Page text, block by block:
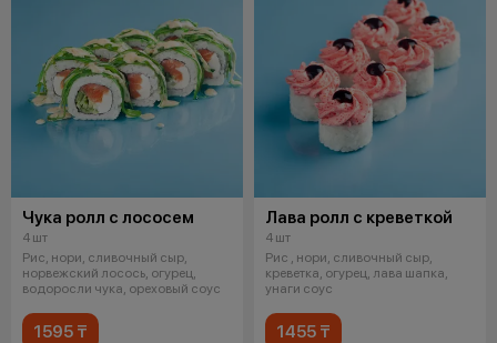
Чука ролл с лососем
4 шт
Рис, нори, сливочный сыр,
норвежский лосось, огурец,
водоросли чука, ореховый соус
1595 ₸
Лава ролл с креветкой
4 шт
Рис , нори, сливочный сыр,
креветка, огурец, лава шапка,
унаги соус
1455 ₸